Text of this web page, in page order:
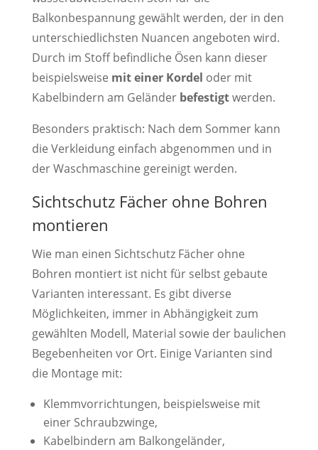
Balkonbespannung gewählt werden, der in den
unterschiedlichsten Nuancen angeboten wird.
Durch im Stoff befindliche Ösen kann dieser
beispielsweise mit einer Kordel oder mit
Kabelbindern am Geländer befestigtwerden.
Besonders praktisch: Nach dem Sommer kann
die Verkleidung einfach abgenommen und in
der Waschmaschine gereinigt werden.
Sichtschutz Fächer ohne Bohren
montieren
Wie man einen Sichtschutz Fächer ohne
Bohren montiert ist nicht für selbst gebaute
Varianten interessant. Es gibt diverse
Möglichkeiten, immer in Abhängigkeit zum
gewählten Modell, Material sowie der baulichen
Begebenheiten vor Ort. Einige Varianten sind
die Montage mit:
Klemmvorrichtungen, beispielsweise mit
einer Schraubzwinge,
Kabelbindern am Balkongeländer,